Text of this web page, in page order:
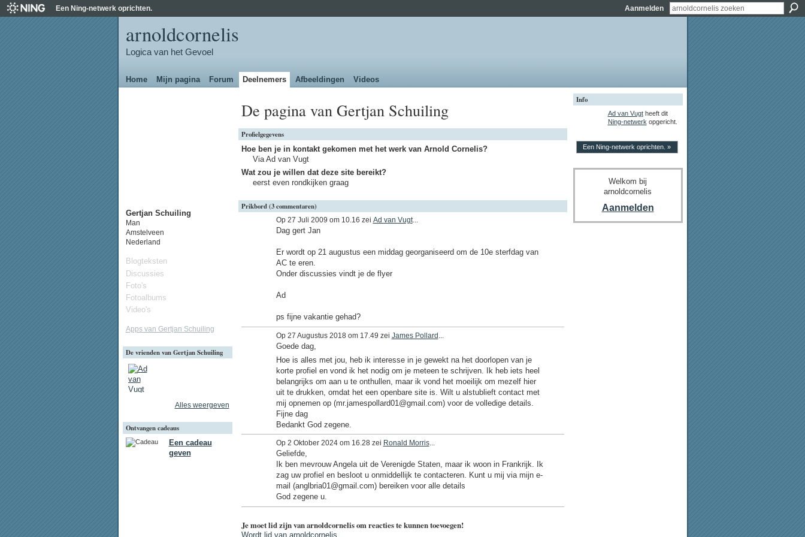
Een Ning-netwerk oprichten. Aanmelden
arnoldcornelis
Logica van het Gevoel
Home Mijn pagina Forum Deelnemers Afbeeldingen Videos
Gertjan Schuiling
Man
Amstelveen
Nederland
Blogteksten
Discussies
Foto's
Fotoalbums
Video's
Apps van Gertjan Schuiling
De vrienden van Gertjan Schuiling
Alles weergeven
Ontvangen cadeaus
Een cadeau
geven
De pagina van Gertjan Schuiling
Profielgegevens
Hoe ben je in kontakt gekomen met het werk van Arnold Cornelis?
Via Ad van Vugt
Wat zou je willen dat deze site bereikt?
eerst even rondkijken graag
Prikbord (3 commentaren)
Op 27 Juli 2009 om 10.16 zei Ad van Vugt...
Dag gert Jan
Er wordt op 21 augustus een middag georganiseerd om de 10e sterfdag van
AC te eren.
Onder discussies vindt je de flyer
Ad
ps fijne vakantie gehad?
Op 27 Augustus 2018 om 17.49 zei James Pollard
Goede dag,
Hoe is alles met jou, heb ik interesse in je gewekt na het doorlopen van je
korte profiel en vond ik het nodig om je meteen te schrijven. Ik heb iets heel
belangrijks om aan u te onthullen, maar ik vond het moeilijk om mezelf hier
uit te drukken, omdat het een openbare site is. Wilt u alstublieft contact met
mij opnemen op (mr.jamespollard01@gmail.com) voor de volledige details.
Fijne dag
Bedankt God zegene.
Op 2 Oktober 2024 om 16.28 zei Ronald Morris...
Geliefde,
Ik ben mevrouw Angela uit de Verenigde Staten, maar ik woon in Frankrijk. Ik
zag uw profiel en besloot u onmiddellijk te contacteren. Kunt u mij via mijn e-
mail (anglbria01@gmail.com) bereiken voor alle details
God zegene u.
Je moet lid zijn van arnoldcornelis om reacties te kunnen toevoegen!
Wordt lid van arnoldcornelis
Info
Ad van Vugtheeft dit
Ning-netwerk opgericht.
Een Ning-netwerk oprichten. »
Welkom bij
arnoldcornelis
Aanmelden